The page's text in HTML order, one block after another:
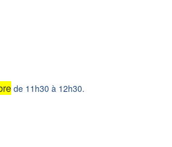
de 11h30 à 12h30.